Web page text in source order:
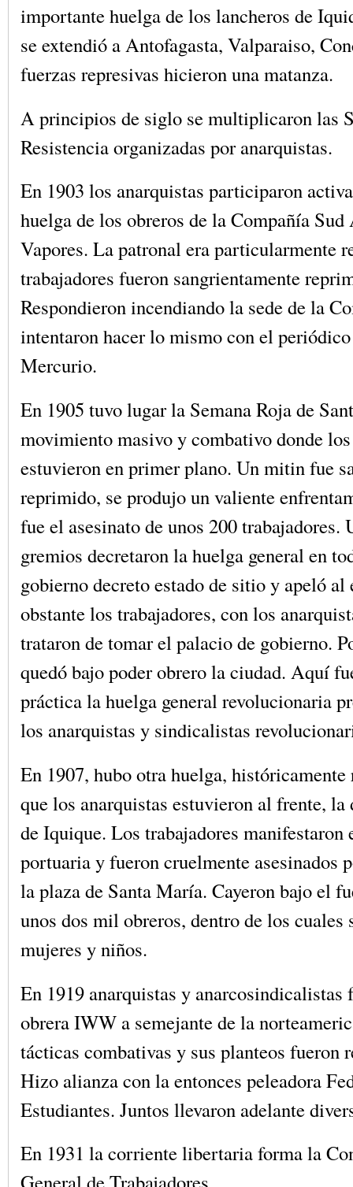
importante huelga de los lancheros de
se extendió a Antofagasta, Valparaiso,
fuerzas represivas hicieron una matanza.
A principios de siglo se multiplicaron las
Resistencia organizadas por anarquistas.
En 1903 los anarquistas participaron
huelga de los obreros de la Compañía
Vapores. La patronal era particularmente
trabajadores fueron sangrientamente
Respondieron incendiando la sede de la
intentaron hacer lo mismo con el
Mercurio.
En 1905 tuvo lugar la Semana Roja de
movimiento masivo y combativo donde
estuvieron en primer plano. Un mitin fue
reprimido, se produjo un valiente
fue el asesinato de unos 200 trabajadores.
gremios decretaron la huelga general en
gobierno decreto estado de sitio y apeló
obstante los trabajadores, con los
trataron de tomar el palacio de gobierno.
quedó bajo poder obrero la ciudad. Aquí
práctica la huelga general revolucionaria
los anarquistas y sindicalistas
En 1907, hubo otra huelga, históricamente
que los anarquistas estuvieron al frente,
de Iquique. Los trabajadores manifestaron
portuaria y fueron cruelmente asesinados
la plaza de Santa María. Cayeron bajo el
unos dos mil obreros, dentro de los cuales
mujeres y niños.
En 1919 anarquistas y anarcosindicalistas
obrera IWW a semejante de la
tácticas combativas y sus planteos fueron
Hizo alianza con la entonces peleadora
Estudiantes. Juntos llevaron adelante
En 1931 la corriente libertaria forma la